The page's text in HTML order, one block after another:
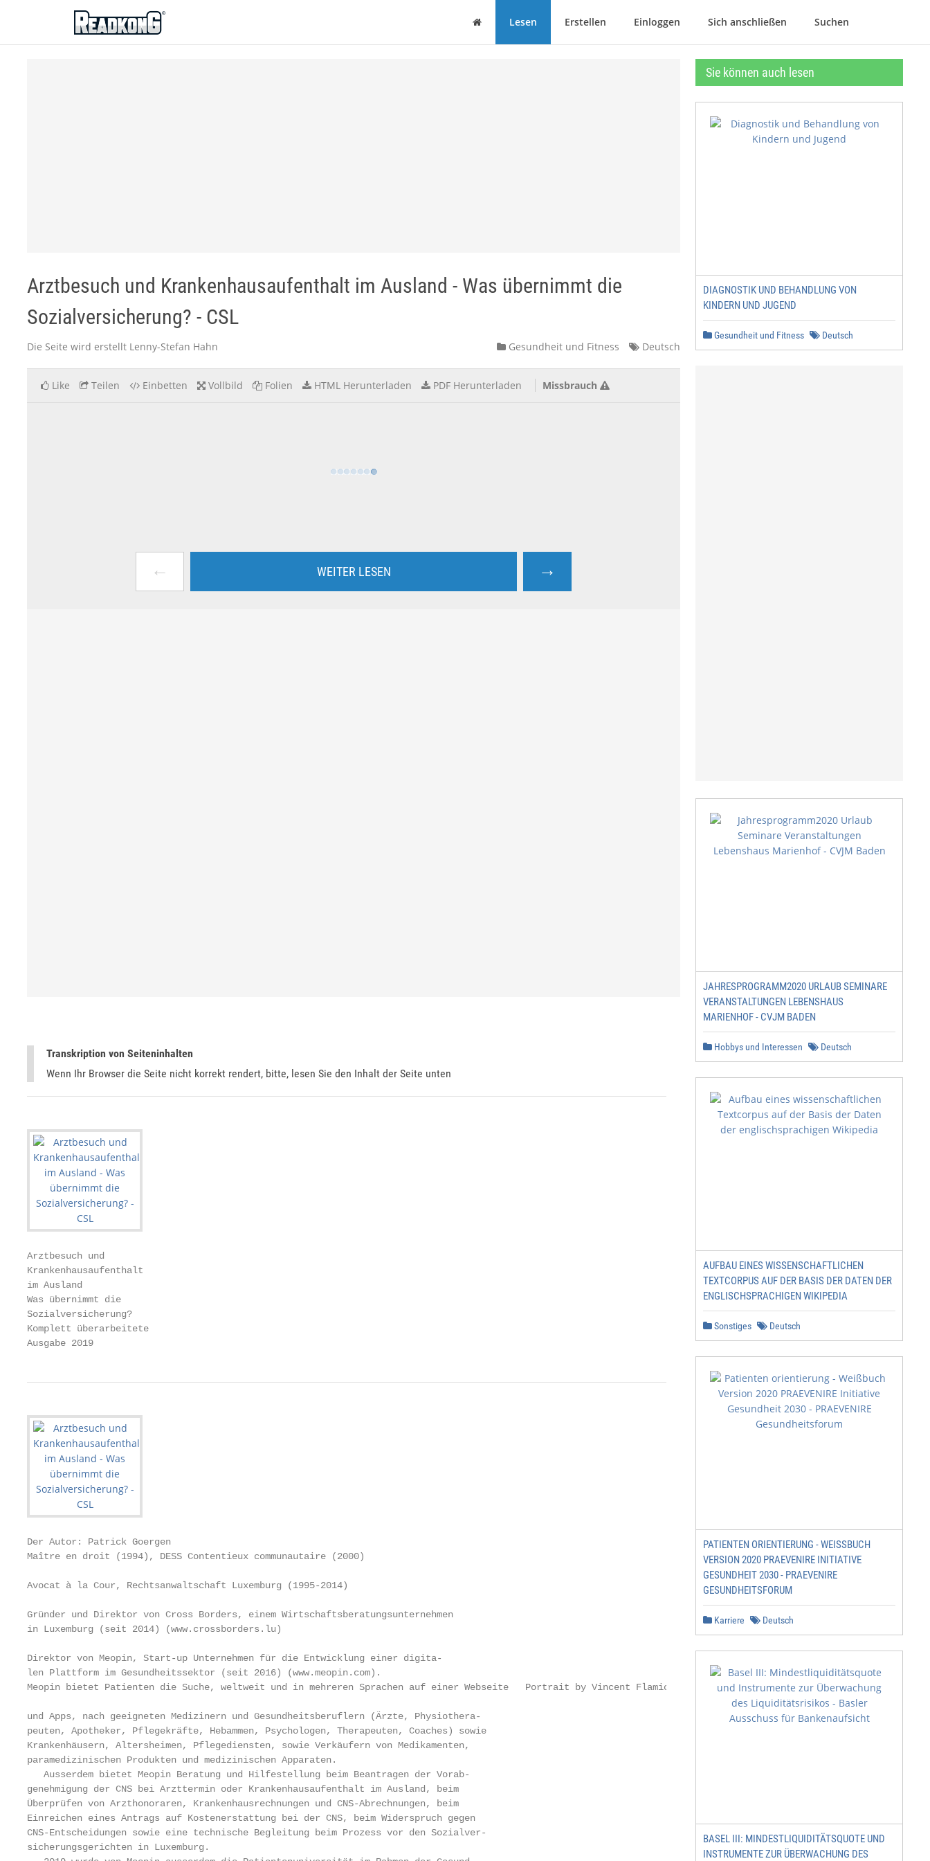
ReadkonG
Haus Lesen Erstellen Einloggen Sich anschließen Suchen
Arztbesuch und Krankenhausaufenthalt im Ausland - Was übernimmt die
Sozialversicherung? - CSL
Die Seite wird erstellt Lenny-Stefan Hahn Gesundheit und Fitness Deutsch
Like Teilen Einbetten Vollbild Folien HTML Herunterladen PDF Herunterladen Missbrauch
← WEITER LESEN →
Transkription von Seiteninhalten
Wenn Ihr Browser die Seite nicht korrekt rendert, bitte, lesen Sie den Inhalt der Seite unten
Arztbesuch und
Krankenhausaufenthalt
im Ausland
Was übernimmt die
Sozialversicherung?
Komplett überarbeitete
Ausgabe 2019
Der Autor: Patrick Goergen
Maître en droit (1994), DESS Contentieux communautaire (2000)
Avocat à la Cour, Rechtsanwaltschaft Luxemburg (1995-2014)
Gründer und Direktor von Cross Borders, einem Wirtschaftsberatungsunternehmen
in Luxemburg (seit 2014) (www.crossborders.lu)
Direktor von Meopin, Start-up Unternehmen für die Entwicklung einer digita-
len Plattform im Gesundheitssektor (seit 2016) (www.meopin.com).
Meopin bietet Patienten die Suche, weltweit und in mehreren Sprachen auf einer Webseite   Portrait by Vincent Flamion
und Apps, nach geeigneten Medizinern und Gesundheitsberuflern (Ärzte, Physiothera-
peuten, Apotheker, Pflegekräfte, Hebammen, Psychologen, Therapeuten, Coaches) sowie
Krankenhäusern, Altersheimen, Pflegediensten, sowie Verkäufern von Medikamenten,
paramedizinischen Produkten und medizinischen Apparaten.
   Ausserdem bietet Meopin Beratung und Hilfestellung beim Beantragen der Vorab-
genehmigung der CNS bei Arzttermin oder Krankenhausaufenthalt im Ausland, beim
Überprüfen von Arzthonoraren, Krankenhausrechnungen und CNS-Abrechnungen, beim
Einreichen eines Antrags auf Kostenerstattung bei der CNS, beim Widerspruch gegen
CNS-Entscheidungen sowie eine technische Begleitung beim Prozess vor den Sozialver-
sicherungsgerichten in Luxemburg.
Sie können auch lesen
DIAGNOSTIK UND BEHANDLUNG VON
KINDERN UND JUGEND
Gesundheit und Fitness Deutsch
JAHRESPROGRAMM2020 URLAUB SEMINARE
VERANSTALTUNGEN LEBENSHAUS
MARIENHOF - CVJM BADEN
Hobbys und Interessen Deutsch
AUFBAU EINES WISSENSCHAFTLICHEN
TEXTCORPUS AUF DER BASIS DER DATEN DER
ENGLISCHSPRACHIGEN WIKIPEDIA
Sonstiges Deutsch
PATIENTEN ORIENTIERUNG - WEISSBUCH V
ERSION 2020 PRAEVENIRE INITIATIVE G
ESUNDHEIT 2030 - PRAEVENIRE G
ESUNDHEITSFORUM
Karriere Deutsch
BASEL III: MINDESTLIQUIDITÄTSQUOTE UND
INSTRUMENTE ZUR ÜBERWACHUNG DES